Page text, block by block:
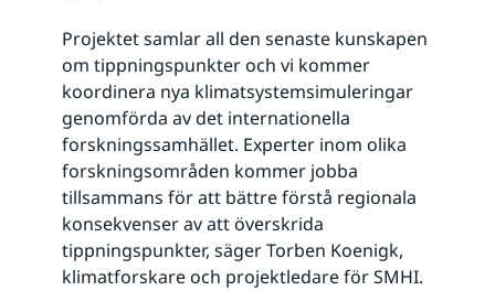
Projektet samlar all den senaste kunskapen
om tippningspunkter och vi kommer
koordinera nya klimatsystemsimuleringar
genomförda av det internationella
forskningssamhället. Experter inom olika
forskningsområden kommer jobba
tillsammans för att bättre förstå regionala
konsekvenser av att överskrida
tippningspunkter, säger Torben Koenigk,
klimatforskare och projektledare för SMHI.